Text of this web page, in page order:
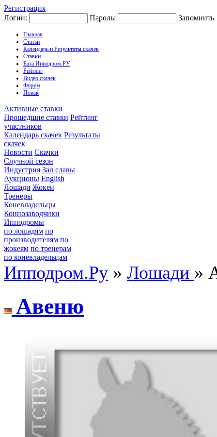
Регистрация
Логин:
Пароль: Запомнить
Главная
Статьи
Календарь и Результаты скачек
Ставки
База Ипподром.РУ
Рейтинг
Видео скачек
Форум
Поиск
Активные ставки
Прошедшие ставки Рейтинг
участников
Календарь скачек Результаты
скачек
Новости Скачки
Случной сезон
Индустрия Зал славы
Аукционы English
Лошади Жокеи
Тренеры
Коневладельцы
Коннозаводчики
Ипподромы
по лошадям по
производителям по
жокеям по тренерам
по коневладельцам
Ипподром.Ру » Лошади »
Aвeню